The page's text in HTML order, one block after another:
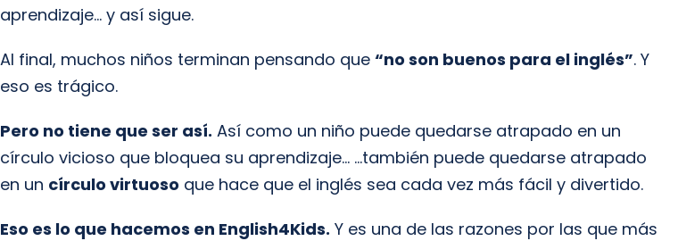
aprendizaje… y así sigue.
Al final, muchos niños terminan pensando que “no son buenos para el inglés”. Y
eso es trágico.
Pero no tiene que ser así. Así como un niño puede quedarse atrapado en un
círculo vicioso que bloquea su aprendizaje… …también puede quedarse atrapado
en un círculo virtuoso que hace que el inglés sea cada vez más fácil y divertido.
Eso es lo que hacemos en English4Kids. Y es una de las razones por las que más